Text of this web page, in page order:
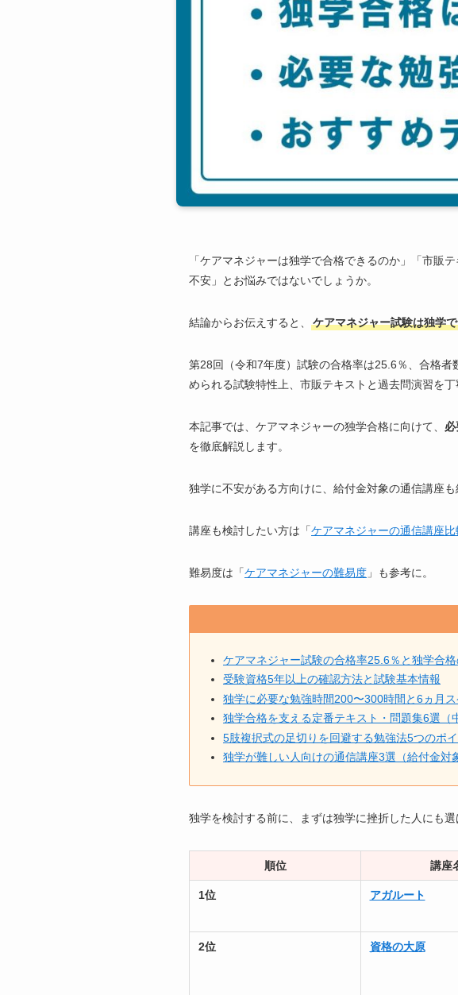
「ケアマネジャーは独学で合格できるのか」「市販
不安」とお悩みではないでしょうか。
結論からお伝えすると、 ケアマネジャー試験は独学
第28回（令和7年度）試験の合格率は25.6％、合格
められる試験特性上、市販テキストと過去問演習を丁
本記事では、ケアマネジャーの独学合格に向けて、
を徹底解説します。
独学に不安がある方向けに、給付金対象の通信講座
講座も検討したい方は「ケアマネジャーの通信講座比
難易度は「ケアマネジャーの難易度 」も参考に。
ケアマネジャー試験の合格率25.6％と独学合
受験資格5年以上の確認方法と試験基本情報
独学に必要な勉強時間200〜300時間と6ヵ月
独学合格を支える定番テキスト・問題集6選（
5肢複択式の足切りを回避する勉強法5つのポ
独学が難しい人向けの通信講座3選（給付金対
独学を検討する前に、まずは独学に挫折した人にも
順位 講座
1位 アガルート
2位 資格の大原